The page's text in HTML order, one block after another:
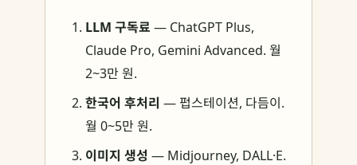
LLM 구독료 — ChatGPT Plus,
Claude Pro, Gemini Advanced. 월
2~3만 원.
한국어 후처리 — 펍스테이션, 다듬이.
월 0~5만 원.
이미지 생성 — Midjourney, DALL·E.